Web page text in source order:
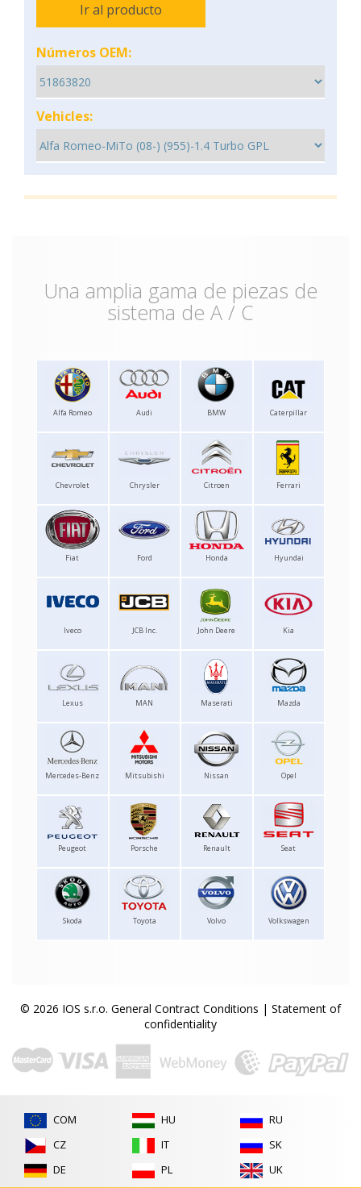
Ir al producto
Números OEM:
Vehicles:
Una amplia gama de piezas de
sistema de A / C
Alfa Romeo Audi BMW Caterpillar
Chevrolet Chrysler Citroen Ferrari
Fiat Ford Honda Hyundai
Iveco JCB Inc. John Deere Kia
Lexus MAN Maserati Mazda
Mercedes-Benz Mitsubishi Nissan Opel
Peugeot Porsche Renault Seat
Skoda Toyota Volvo Volkswagen
© 2026 IOS s.r.o. General Contract Conditions | Statement of
confidentiality
COM
CZ
DE
HU
IT
PL
RU
SK
UK